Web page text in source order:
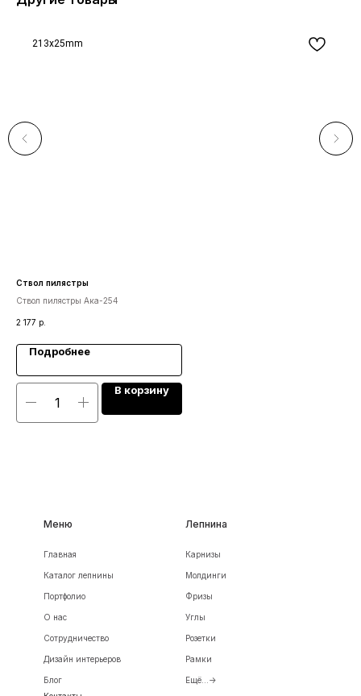
213x25mm
Ствол пилястры
Ствол пилястры Ака-254
2 177 р.
Подробнее
В корзину
Меню
Главная
О нас
Каталог лепнины
Портфолио
Сотрудничество
Дизайн интерьеров
Блог
Лепнина
Карнизы
Молдинги
Фризы
Углы
Розетки
Рамки
Ещё...->